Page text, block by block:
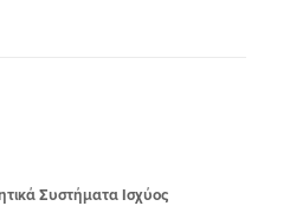
Συστήματα Ισχύος